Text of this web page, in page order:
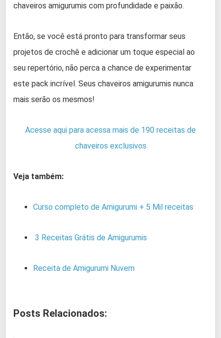
chaveiros amigurumis com profundidade e paixão.
Então, se você está pronto para transformar seus
projetos de crochê e adicionar um toque especial ao
seu repertório, não perca a chance de experimentar
este pack incrível. Seus chaveiros amigurumis nunca
mais serão os mesmos!
Acesse aqui para acessa mais de 190 receitas de
chaveiros exclusivos
Veja também:
Curso completo de Amigurumi + 5 Mil receitas
3 Receitas Grátis de Amigurumis
Receita de Amigurumi Nuvem
Posts Relacionados: